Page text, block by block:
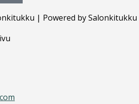
| Powered by Salonkitukku